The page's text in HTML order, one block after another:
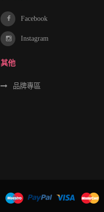
Facebook
Instagram
其他
品牌專區